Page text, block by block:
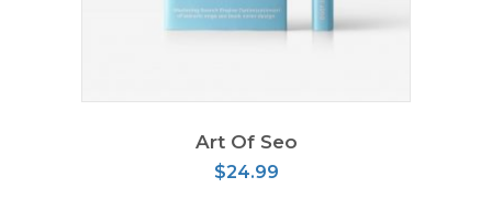
Art Of Seo
$24.99